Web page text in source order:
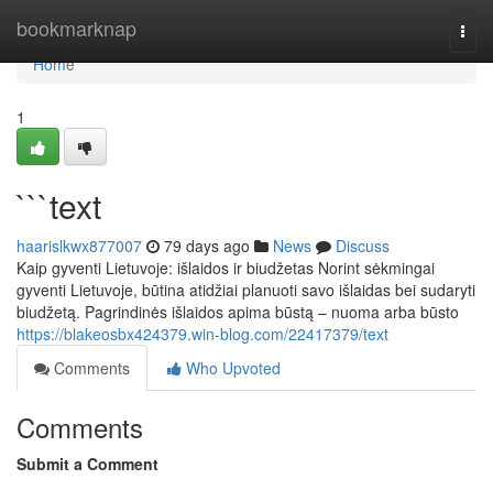
bookmarknap
Home
Home
1
```text
haarislkwx877007 79 days ago News
Discuss
Kaip gyventi Lietuvoje: išlaidos ir biudžetas Norint sėkmingai
gyventi Lietuvoje, būtina atidžiai planuoti savo išlaidas bei sudaryti
biudžetą. Pagrindinės išlaidos apima būstą – nuoma arba būsto
https://blakeosbx424379.win-blog.com/22417379/text
Comments
Who Upvoted
Comments
Submit a Comment